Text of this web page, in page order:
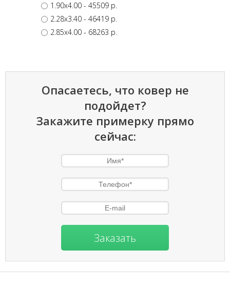
1.90x4.00 - 45509 p.
2.28x3.40 - 46419 p.
2.85x4.00 - 68263 p.
Опасаетесь, что ковер не
подойдет?
Закажите примерку прямо
сейчас:
Заказать